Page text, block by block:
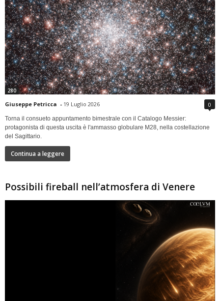
280
Giuseppe Petricca - 19 Luglio 2026 0
Torna il consueto appuntamento bimestrale con il Catalogo Messier:
protagonista di questa uscita è l'ammasso globulare M28, nella costellazione
del Sagittario.
Continua a leggere
Possibili fireball nell’atmosfera di Venere